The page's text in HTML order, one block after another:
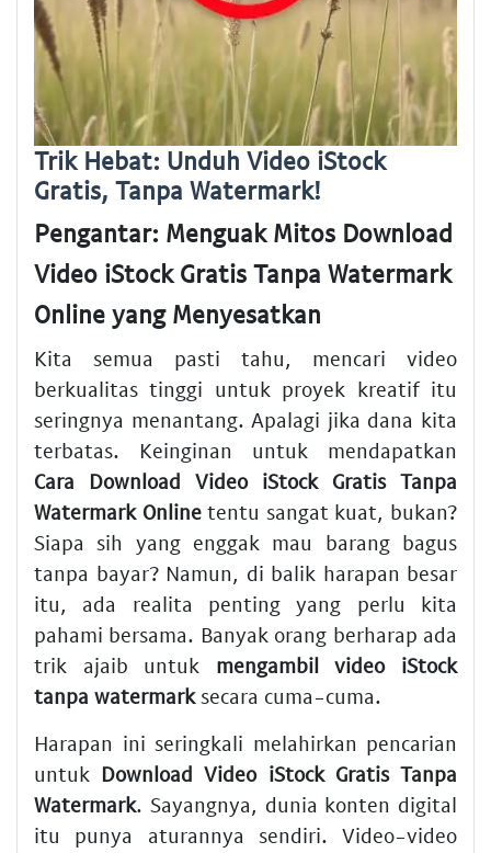
Trik Hebat: Unduh Video iStock
Gratis, Tanpa Watermark!
Pengantar: Menguak Mitos Download
Video iStock Gratis Tanpa Watermark
Online yang Menyesatkan
Kita semua pasti tahu, mencari video
berkualitas tinggi untuk proyek kreatif itu
seringnya menantang. Apalagi jika dana kita
terbatas. Keinginan untuk mendapatkan
Cara Download Video iStock Gratis Tanpa
Watermark Onlinetentu sangat kuat, bukan?
Siapa sih yang enggak mau barang bagus
tanpa bayar? Namun, di balik harapan besar
itu, ada realita penting yang perlu kita
pahami bersama. Banyak orang berharap ada
trik ajaib untuk mengambil video iStock
tanpa watermarksecara cuma-cuma.
Harapan ini seringkali melahirkan pencarian
untuk Download Video iStock Gratis Tanpa
Watermark. Sayangnya, dunia konten digital
itu punya aturannya sendiri. Video-video